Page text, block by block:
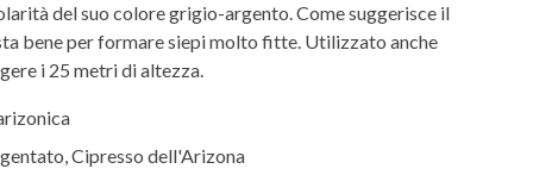
del suo colore grigio-argento. Come suggerisce il
bene per formare siepi molto fitte. Utilizzato anche
i 25 metri di altezza.
Cipresso dell'Arizona